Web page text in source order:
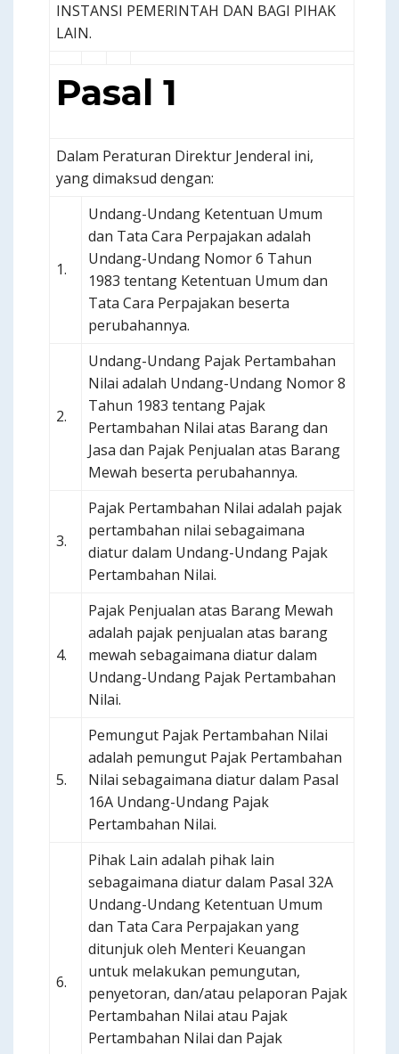
INSTANSI PEMERINTAH DAN BAGI PIHAK
LAIN.
Pasal 1
Dalam Peraturan Direktur Jenderal ini,
yang dimaksud dengan:
1.
Undang-Undang Ketentuan Umum
dan Tata Cara Perpajakan adalah
Undang-Undang Nomor 6 Tahun
1983 tentang Ketentuan Umum dan
Tata Cara Perpajakan beserta
perubahannya.
2.
Undang-Undang Pajak Pertambahan
Nilai adalah Undang-Undang Nomor 8
Tahun 1983 tentang Pajak
Pertambahan Nilai atas Barang dan
Jasa dan Pajak Penjualan atas Barang
Mewah beserta perubahannya.
3.
Pajak Pertambahan Nilai adalah pajak
pertambahan nilai sebagaimana
diatur dalam Undang-Undang Pajak
Pertambahan Nilai.
4.
Pajak Penjualan atas Barang Mewah
adalah pajak penjualan atas barang
mewah sebagaimana diatur dalam
Undang-Undang Pajak Pertambahan
Nilai.
5.
Pemungut Pajak Pertambahan Nilai
adalah pemungut Pajak Pertambahan
Nilai sebagaimana diatur dalam Pasal
16A Undang-Undang Pajak
Pertambahan Nilai.
6.
Pihak Lain adalah pihak lain
sebagaimana diatur dalam Pasal 32A
Undang-Undang Ketentuan Umum
dan Tata Cara Perpajakan yang
ditunjuk oleh Menteri Keuangan
untuk melakukan pemungutan,
penyetoran, dan/atau pelaporan Pajak
Pertambahan Nilai atau Pajak
Pertambahan Nilai dan Pajak